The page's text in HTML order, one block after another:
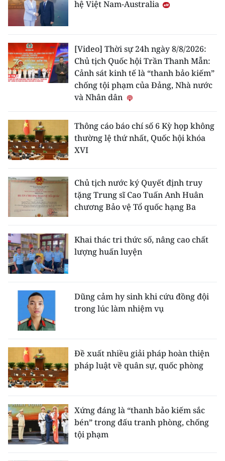
hệ Việt Nam-Australia
[Video] Thời sự 24h ngày 8/8/2026:
Chủ tịch Quốc hội Trần Thanh Mẫn:
Cảnh sát kinh tế là “thanh bảo kiếm”
chống tội phạm của Đảng, Nhà nước
và Nhân dân
Thông cáo báo chí số 6 Kỳ họp không
thường lệ thứ nhất, Quốc hội khóa
XVI
Chủ tịch nước ký Quyết định truy
tặng Trung sĩ Cao Tuấn Anh Huân
chương Bảo vệ Tổ quốc hạng Ba
Khai thác tri thức số, nâng cao chất
lượng huấn luyện
Dũng cảm hy sinh khi cứu đồng đội
trong lúc làm nhiệm vụ
Đề xuất nhiều giải pháp hoàn thiện
pháp luật về quân sự, quốc phòng
Xứng đáng là “thanh bảo kiếm sắc
bén” trong đấu tranh phòng, chống
tội phạm